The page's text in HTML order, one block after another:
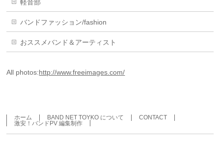
軽音部
バンドファッション/fashion
おススメバンド＆アーティスト
All photos:http://www.freeimages.com/
ホーム BAND NET TOYKO について
CONTACT
激安！バンドPV 編集制作